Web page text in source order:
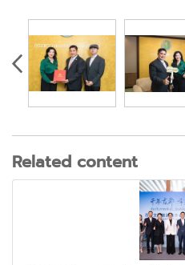
Related content